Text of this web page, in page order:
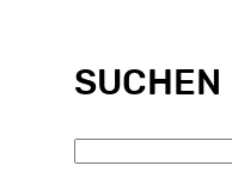
SUCHEN